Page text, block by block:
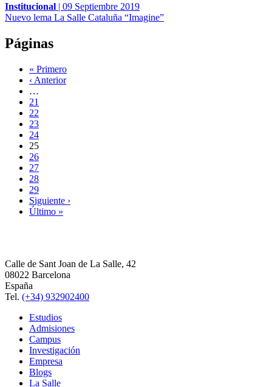
Institucional | 09 Septiembre 2019
Nuevo lema La Salle Cataluña “Imagine”
Páginas
« Primero
‹ Anterior
…
21
22
23
24
25
26
27
28
29
Siguiente ›
Último »
Calle de Sant Joan de La Salle, 42
08022 Barcelona
España
Tel. (+34) 932902400
Estudios
Admisiones
Campus
Investigación
Empresa
Blogs
La Salle